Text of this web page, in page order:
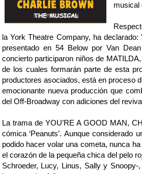
musical
la York Theatre Company, ha
presentado en 54 Below por Van
concierto participaron niños de
de los cuales formarán parte de esta
productores asociados, está en proceso
emocionante nueva producción que
del Off-Broadway con adiciones del
La trama de YOU’RE A GOOD MAN,
cómica ‘Peanuts’. Aunque considerado
podido hacer volar una cometa, nunca
el corazón de la pequeña chica del pelo
Schroeder, Lucy, Linus, Sally y